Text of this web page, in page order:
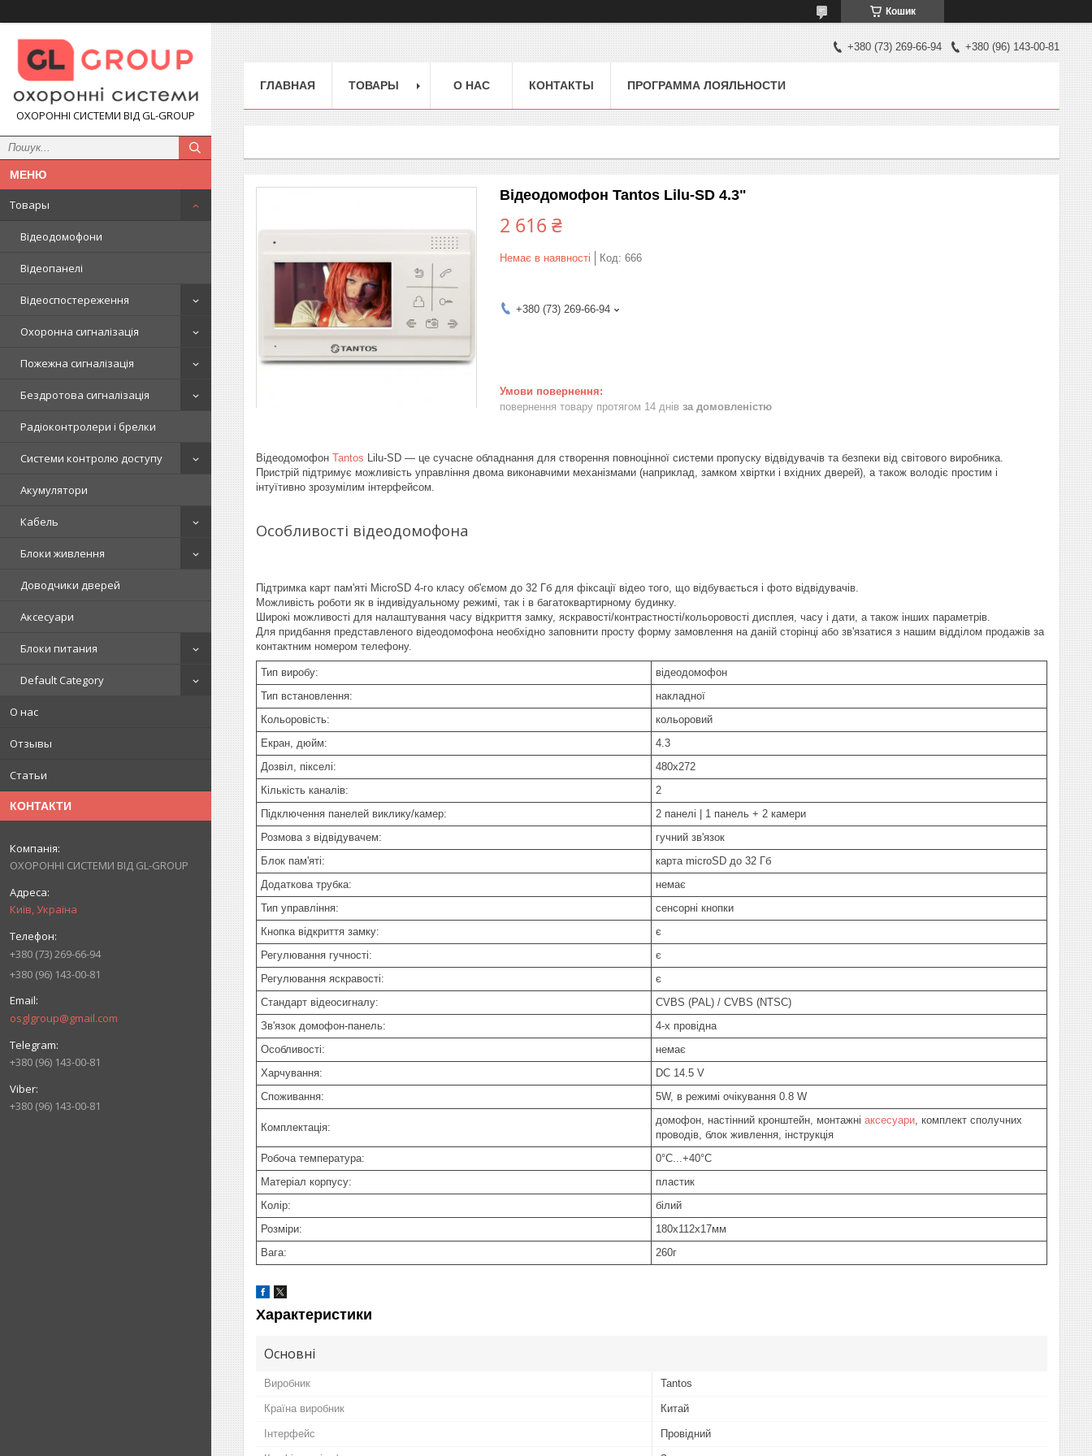
Кошик
ОХОРОННІ СИСТЕМИ ВІД GL-GROUP
Товары
Відеодомофони
Відеопанелі
Відеоспостереження
Охоронна сигналізація
Пожежна сигналізація
Бездротова сигналізація
Радіоконтролери і брелки
Системи контролю доступу
Акумулятори
Кабель
Блоки живлення
Доводчики дверей
Аксесуари
Блоки питания
Default Category
О нас
Отзывы
Статьи
КОНТАКТИ
ОХОРОННІ СИСТЕМИ ВІД GL-GROUP
Київ, Україна
+380 (73) 269-66-94
+380 (96) 143-00-81
osglgroup@gmail.com
+380 (96) 143-00-81
+380 (96) 143-00-81
+380 (73) 269-66-94 +380 (96) 143-00-81
ГЛАВНАЯ ТОВАРЫ О НАС КОНТАКТЫ ПРОГРАММА ЛОЯЛЬНОСТИ
Відеодомофон Tantos Lilu-SD 4.3"
2 616 ₴
Немає в наявності Код: 666
+380 (73) 269-66-94
повернення товару протягом 14 днів за домовленістю
Відеодомофон Tantos Lilu-SD — це сучасне обладнання для створення повноцінної системи пропуску відвідувачів та безпеки від світового виробника.
Пристрій підтримує можливість управління двома виконавчими механізмами (наприклад, замком хвіртки і вхідних дверей), а також володіє простим і
інтуїтивно зрозумілим інтерфейсом.
Особливості відеодомофона
Підтримка карт пам'яті MicroSD 4-го класу об'ємом до 32 Гб для фіксації відео того, що відбувається і фото відвідувачів.
Можливість роботи як в індивідуальному режимі, так і в багатоквартирному будинку.
Широкі можливості для налаштування часу відкриття замку, яскравості/контрастності/кольоровості дисплея, часу і дати, а також інших параметрів.
Для придбання представленого відеодомофона необхідно заповнити просту форму замовлення на даній сторінці або зв'язатися з нашим відділом продажів за
контактним номером телефону.
Тип виробу:
відеодомофон
Тип встановлення:
накладної
Кольоровість:
кольоровий
Екран, дюйм:
4.3
Дозвіл, пікселі:
480х272
Кількість каналів:
2
Підключення панелей виклику/камер:
2 панелі | 1 панель + 2 камери
Розмова з відвідувачем:
гучний зв'язок
Блок пам'яті:
карта microSD до 32 Гб
Додаткова трубка:
немає
Тип управління:
сенсорні кнопки
Кнопка відкриття замку:
є
Регулювання гучності:
є
Регулювання яскравості:
є
Стандарт відеосигналу:
CVBS (PAL) / CVBS (NTSC)
Зв'язок домофон-панель:
4-х провідна
Особливості:
немає
Харчування:
DC 14.5 V
Споживання:
5W, в режимі очікування 0.8 W
Комплектація:
домофон, настінний кронштейн, монтажні аксесуари , комплект сполучних
проводів, блок живлення, інструкція
Робоча температура:
0°C...+40°C
Матеріал корпусу:
пластик
Колір:
білий
Розміри:
180х112х17мм
Вага:
260г
Характеристики
Основні
Виробник Tantos
Країна виробник Китай
Інтерфейс Провідний